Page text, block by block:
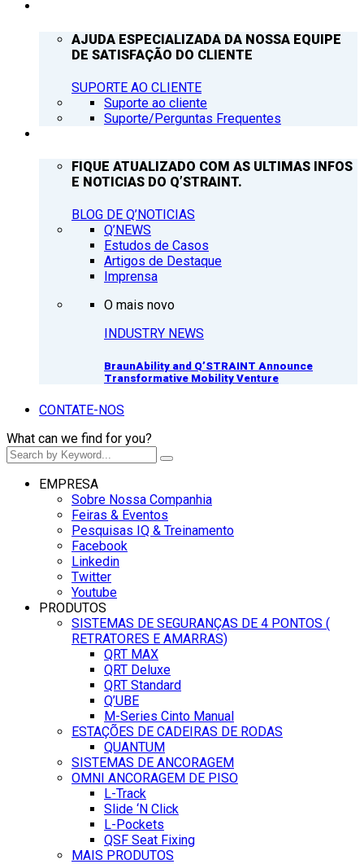
AJUDA ESPECIALIZADA DA NOSSA EQUIPE
DE SATISFAÇÃO DO CLIENTE
SUPORTE AO CLIENTE
Suporte ao cliente
Suporte/Perguntas Frequentes
FIQUE ATUALIZADO COM AS ULTIMAS INFOS
E NOTICIAS DO Q’STRAINT.
BLOG DE Q’NOTICIAS
Q’NEWS
Estudos de Casos
Artigos de Destaque
Imprensa
O mais novo
INDUSTRY NEWS
BraunAbility and Q’STRAINT Announce
Transformative Mobility Venture
CONTATE-NOS
What can we find for you?
EMPRESA
Sobre Nossa Companhia
Feiras & Eventos
Pesquisas IQ & Treinamento
Facebook
Linkedin
Twitter
Youtube
PRODUTOS
SISTEMAS DE SEGURANÇAS DE 4 PONTOS (
RETRATORES E AMARRAS)
QRT MAX
QRT Deluxe
QRT Standard
Q’UBE
M-Series Cinto Manual
ESTAÇÕES DE CADEIRAS DE RODAS
QUANTUM
SISTEMAS DE ANCORAGEM
OMNI ANCORAGEM DE PISO
L-Track
Slide ‘N Click
L-Pockets
QSF Seat Fixing
MAIS PRODUTOS